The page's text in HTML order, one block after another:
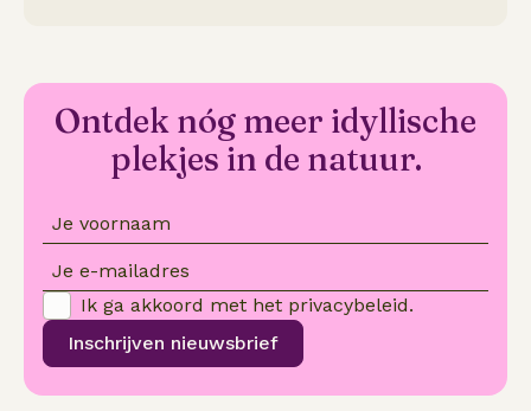
Ontdek nóg meer idyllische
plekjes in de natuur.
Je voornaam
Je e-mailadres
Inschrijven nieuwsbrief
Ik ga akkoord met het privacybeleid.